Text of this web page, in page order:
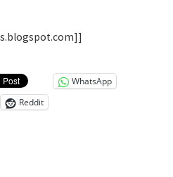
WhatsApp
Reddit